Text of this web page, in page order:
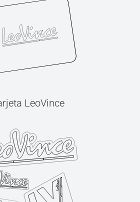
LeoVince